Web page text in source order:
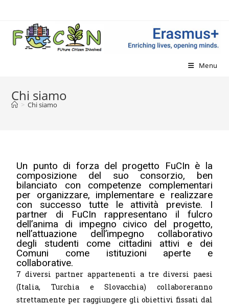
Menu
Chi siamo
> Chi siamo
Un punto di forza del progetto FuCIn è la
composizione del suo consorzio, ben
bilanciato con competenze complementari
per organizzare, implementare e realizzare
con successo tutte le attività previste. I
partner di FuCIn rappresentano il fulcro
dell’anima di impegno civico del progetto,
nell’attuazione dell’impegno collaborativo
degli studenti come cittadini attivi e dei
Comuni come istituzioni aperte e
collaborative.
7 diversi partner appartenenti a tre diversi paesi
(Italia, Turchia e Slovacchia) collaboreranno
strettamente per raggiungere gli obiettivi fissati dal